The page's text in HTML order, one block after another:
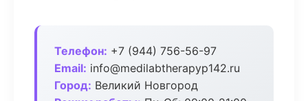
Телефон: +7 (944) 756-56-97
Email: info@medilabtherapyp142.ru
Город: Великий Новгород